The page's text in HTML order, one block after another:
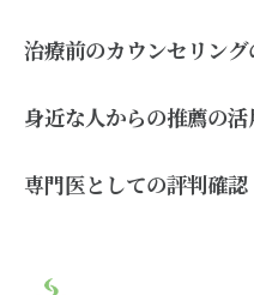
治療前のカウンセリン
身近な人からの推薦の活
専門医としての評判確認